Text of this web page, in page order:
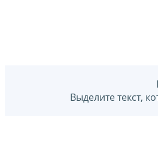
Выделите текст,